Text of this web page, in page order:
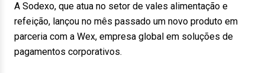
A Sodexo, que atua no setor de vales alimentação e
refeição, lançou no mês passado um novo produto em
parceria com a Wex, empresa global em soluções de
pagamentos corporativos.